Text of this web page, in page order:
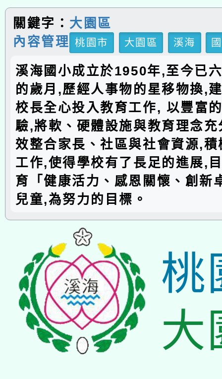
關鍵字： 大園區
內容管理
桃園市 大園區 溪海
溪海國小成立於1950年,至今已
的歲月,歷經人事物的星移物換,
校長全心投入教育工作, 以豐富
驗,將軟、硬體設施與教育理念
效整合家長、社區與社會資源,
工作,使得學校有了長足的進展,
育「健康活力、感恩關懷、創新
兒童,為努力的目標。
桃
大